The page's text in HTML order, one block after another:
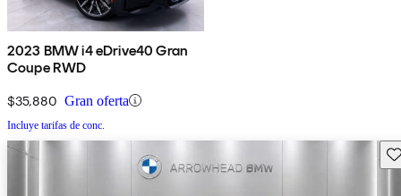
2023 BMW i4 eDrive40 Gran
Coupe RWD
$35,880 Gran oferta
Incluye tarifas de conc.